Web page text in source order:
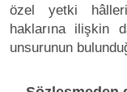
özel yetki
haklarına ilişkin
unsurunun